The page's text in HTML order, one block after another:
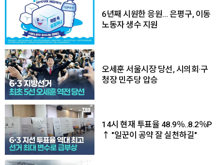
6년째 시원한 응원… 은평구, 이동
노동자 생수 지원
오세훈 서울시장 당선, 시의회·구
청장 민주당 압승
14시 현재 투표율 48.9％..8.2％P
↑ "일꾼이 공약 잘 실천하길"